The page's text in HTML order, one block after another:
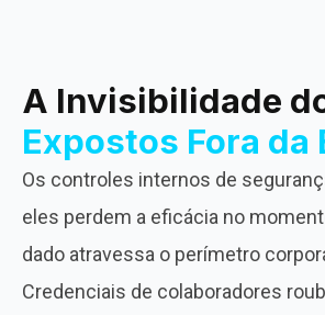
A Invisibilidade
Expostos Fora da
Os controles internos de
eles perdem a eficácia no
dado atravessa o perímetro
Credenciais de colaboradores